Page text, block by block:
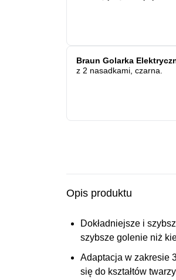
Braun Golarka
z 2 nasadkami, czarna.
Opis produktu
Dokładniejsze i
szybsze golenie niż
Adaptacja w zakresie
się do kształtów